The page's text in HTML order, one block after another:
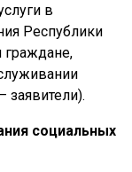
в
Республики
граждане,
заявители).
социальных